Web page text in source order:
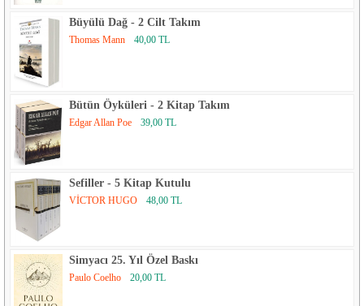
Büyülü Dağ - 2 Cilt Takım
Thomas Mann 40,00 TL
Bütün Öyküleri - 2 Kitap Takım
Edgar Allan Poe 39,00 TL
Sefiller - 5 Kitap Kutulu
VİCTOR HUGO 48,00 TL
Simyacı 25. Yıl Özel Baskı
Paulo Coelho 20,00 TL